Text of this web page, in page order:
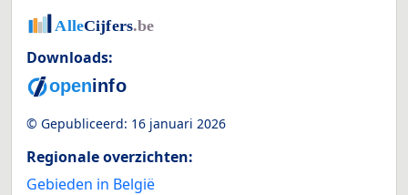
Downloads:
© Gepubliceerd: 16 januari 2026
Regionale overzichten:
Gebieden in België